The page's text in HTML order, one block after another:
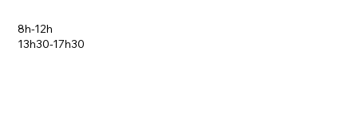
8h-12h
13h30-17h30